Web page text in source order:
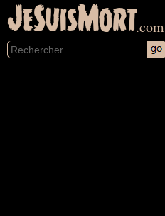
JeSuisMort.com